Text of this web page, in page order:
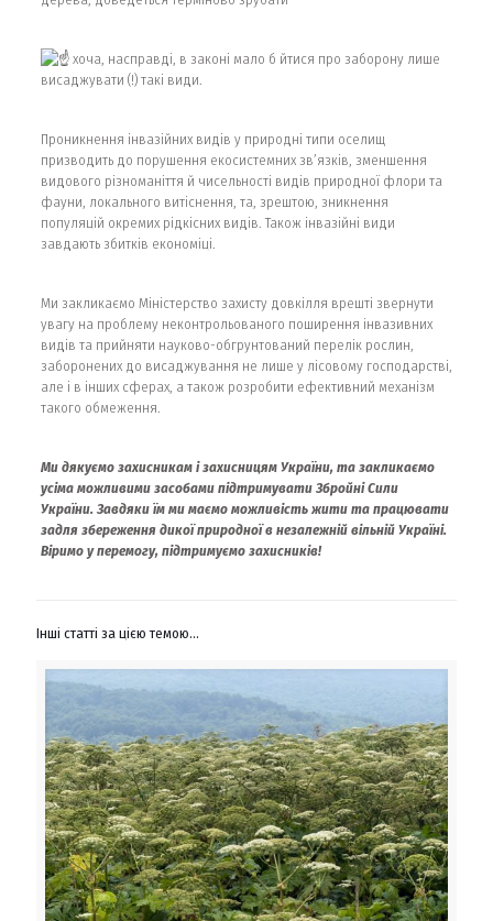
хоча, насправді, в законі мало б йтися про заборону лише
висаджувати (!) такі види.
Проникнення інвазійних видів у природні типи оселищ
призводить до порушення екосистемних зв’язків, зменшення
видового різноманіття й чисельності видів природної флори та
фауни, локального витіснення, та, зрештою, зникнення
популяцій окремих рідкісних видів. Також інвазійні види
завдають збитків економіці.
Ми закликаємо Міністерство захисту довкілля врешті звернути
увагу на проблему неконтрольованого поширення інвазивних
видів та прийняти науково-обгрунтований перелік рослин,
заборонених до висаджування не лише у лісовому господарстві,
але і в інших сферах, а також розробити ефективний механізм
такого обмеження.
Ми дякуємо захисникам і захисницям України, та закликаємо
усіма можливими засобами підтримувати Збройні Сили
України. Завдяки їм ми маємо можливість жити та працювати
задля збереження дикої природної в незалежній вільній Україні.
Віримо у перемогу, підтримуємо захисників!
Інші статті за цією темою...